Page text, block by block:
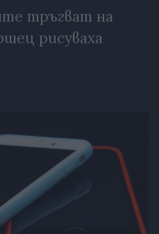
тръгват на
рисуваха